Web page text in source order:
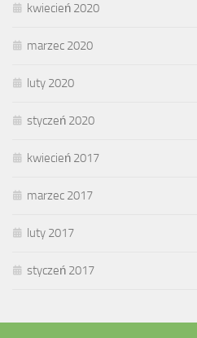
kwiecień 2020
marzec 2020
luty 2020
styczeń 2020
kwiecień 2017
marzec 2017
luty 2017
styczeń 2017